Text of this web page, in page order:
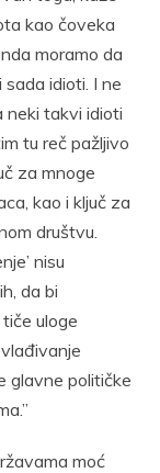
kao čoveka
moramo da
idioti. I ne
neki takvi idioti
tu reč pažljivo
za mnoge
kao i ključ za
društvu.
nisu
da bi
uloge
glavne političke
moć